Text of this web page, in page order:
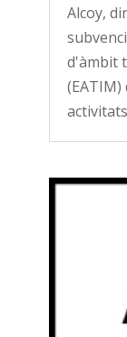
Alcoy,
d'àmbit
(EATIM)